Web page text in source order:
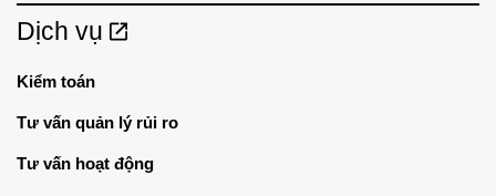
Dịch vụ
Kiểm toán
Tư vấn quản lý rủi ro
Tư vấn hoạt động